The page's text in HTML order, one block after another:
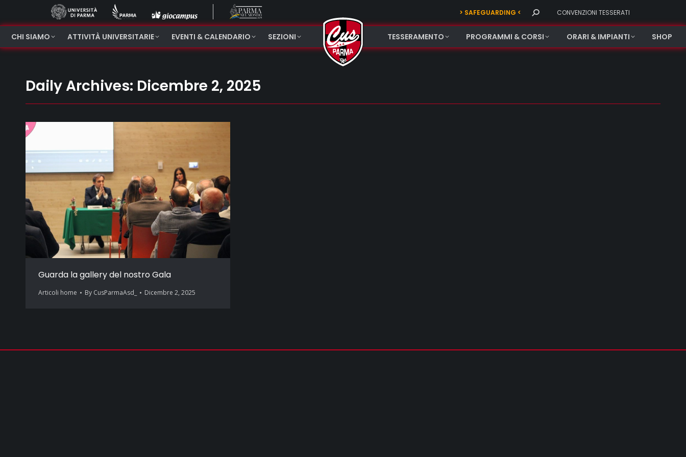
> SAFEGUARDING < Search: CONVENZIONI TESSERATI
CHI SIAMO ATTIVITÀ UNIVERSITARIE EVENTI & CALENDARIO SEZIONI TESSERAMENTO PROGRAMMI & CORSI ORARI & IMPIANTI SHOP
Daily Archives: Dicembre 2, 2025
Guarda la gallery del nostro Gala
Articoli home By CusParmaAsd_ Dicembre 2, 2025